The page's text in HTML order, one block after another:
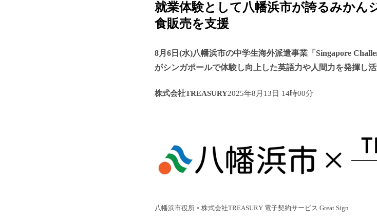
就業体験として八幡浜市が誇るみかん
食販売を支援
8月6日(水)八幡浜市の中学生海外派遣事業「Singapore
がシンガポールで体験し向上した英語力や人間力を発揮し活
株式会社TREASURY2025年8月13日 14時00分
八幡浜市役所 × 株式会社TREASURY 電子契約サービス Great Sign